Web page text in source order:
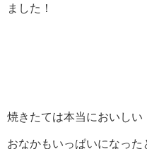
ました！
焼きたては本当においしい
おなかもいっぱいになっ